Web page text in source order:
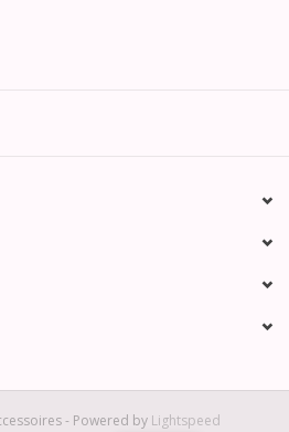
- Powered by Lightspeed